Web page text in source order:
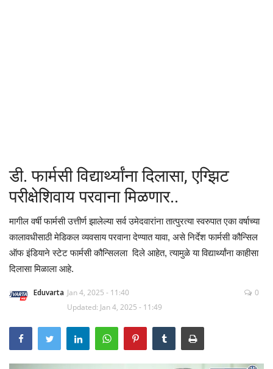
गॅलरी
Language
डी. फार्मसी विद्यार्थ्यांना दिलासा, एग्झिट
परीक्षेशिवाय परवाना मिळणार..
मागील वर्षी फार्मसी उत्तीर्ण झालेल्या सर्व उमेदवारांना तात्पुरत्या स्वरुपात एका वर्षाच्या
कालावधीसाठी मेडिकल व्यवसाय परवाना देण्यात यावा, असे निर्देश फार्मसी कौन्सिल
ऑफ इंडियाने स्टेट फार्मसी कौन्सिलला दिले आहेत, त्यामुळे या विद्यार्थ्यांना काहीसा
दिलासा मिळाला आहे.
Eduvarta Jan 4, 2025 - 11:40
Updated: Jan 4, 2025 - 11:49
0